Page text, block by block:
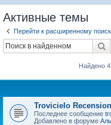
Активные темы
Перейти к расширенному
Найдено
Trovicielo
Последнее сообщение
Добавлено в форуме